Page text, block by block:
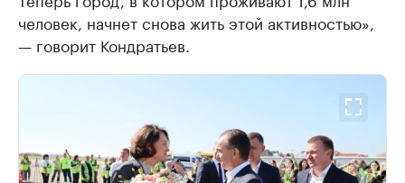
человек, начнет снова жить этой активностью»,
— говорит Кондратьев.